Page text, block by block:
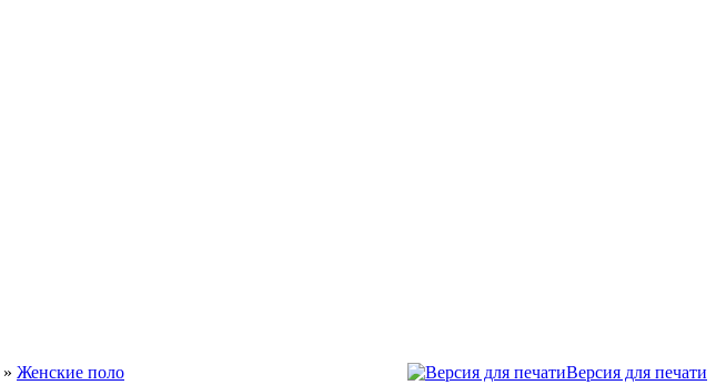
» Женские поло Версия для печати